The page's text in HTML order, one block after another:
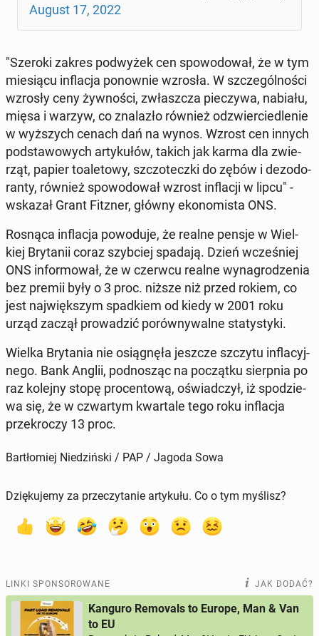
August 17, 2022
"Szeroki zakres pod­wy­żek cen spo­wo­do­wał, że w tym
mie­sią­cu in­fla­cja po­now­nie wzrosła. W szcze­gól­no­ści
wzrosły ceny żyw­no­ści, zwłasz­cza pie­czy­wa, nabiału,
mięsa i warzyw, co zna­la­zło również od­zwier­cie­dle­nie
w wyż­szych cenach dań na wynos. Wzrost cen innych
pod­sta­wo­wych ar­ty­ku­łów, takich jak karma dla zwie­
rząt, papier to­a­le­to­wy, szczo­tecz­ki do zębów i dez­odo­
ran­ty, również spo­wo­do­wał wzrost in­fla­cji w lipcu" -
wskazał Grant Fitzner, główny eko­no­mi­sta ONS.
Rosnąca in­fla­cja po­wo­du­je, że realne pensje w Wiel­
kiej Bry­ta­nii coraz szyb­ciej spadają. Dzień wcze­śniej
ONS in­for­mo­wał, że w czerwcu realne wy­na­gro­dze­nia
bez premii były o 3 proc. niższe niż przed rokiem, co
jest naj­więk­szym spad­kiem od kiedy w 2001 roku
urząd zaczął pro­wa­dzić po­rów­ny­wal­ne sta­ty­sty­ki.
Wielka Bry­ta­nia nie osią­gnę­ła jeszcze szczytu in­fla­cyj­
ne­go. Bank Anglii, pod­no­sząc na po­cząt­ku sierp­nia po
raz kolejny stopę pro­cen­to­wą, oświad­czył, iż spo­dzie­
wa się, że w czwar­tym kwar­ta­le tego roku in­fla­cja
prze­kro­czy 13 proc.
Bartłomiej Niedziński / PAP / Jagoda Sowa
Dziękujemy za przeczytanie artykułu. Co o tym myślisz?
LINKI SPONSOROWANE JAK DODAĆ?
Kanguro Removals to Europe, Man & Van
to EU